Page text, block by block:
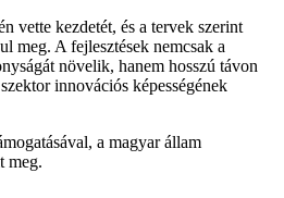
vette kezdetét, és a tervek szerint
meg. A fejlesztések nemcsak a
növelik, hanem hosszú távon
innovációs képességének
a magyar állam
meg.